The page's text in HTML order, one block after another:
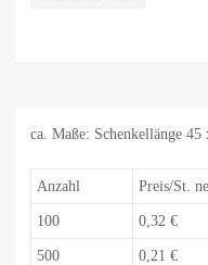
ca. Maße: Schenkellänge
Anzahl Preis/St.
100 0,32 €
500 0,21 €